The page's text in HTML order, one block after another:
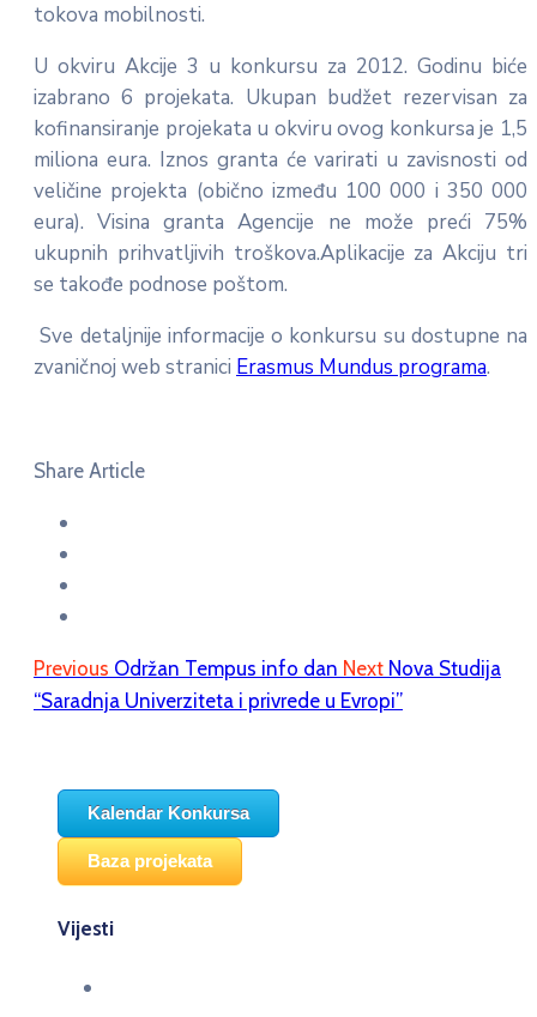
tokova mobilnosti.
U okviru Akcije 3 u konkursu za 2012. Godinu biće
izabrano 6 projekata. Ukupan budžet rezervisan za
kofinansiranje projekata u okviru ovog konkursa je 1,5
miliona eura. Iznos granta će varirati u zavisnosti od
veličine projekta (obično između 100 000 i 350 000
eura). Visina granta Agencije ne može preći 75%
ukupnih prihvatljivih troškova.Aplikacije za Akciju tri
se takođe podnose poštom.
Sve detaljnije informacije o konkursu su dostupne na
zvaničnoj web stranici Erasmus Mundus programa.
Share Article
Previous Održan Tempus info dan Next Nova Studija
“Saradnja Univerziteta i privrede u Evropi”
Kalendar Konkursa
Baza projekata
Vijesti